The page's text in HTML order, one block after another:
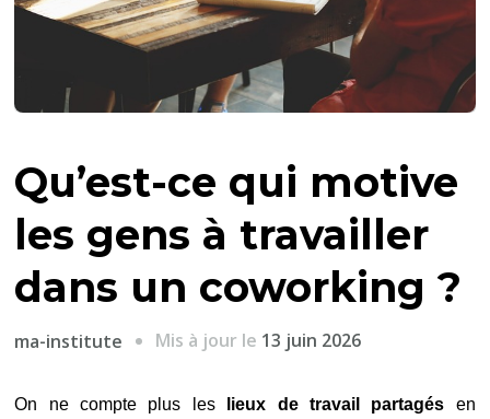
Qu’est-ce qui motive
les gens à travailler
dans un coworking ?
ma-institute Mis à jour le 13 juin 2026
On ne compte plus les lieux de travail partagés en